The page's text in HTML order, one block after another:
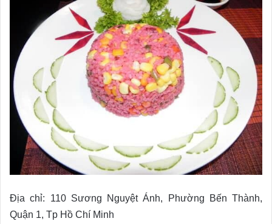
Địa chỉ: 110 Sương Nguyệt Ánh, Phường Bến Thành,
Quận 1, Tp Hồ Chí Minh